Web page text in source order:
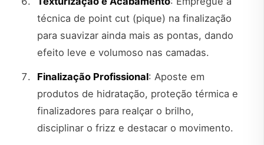
técnica de point cut (pique) na finalização
para suavizar ainda mais as pontas, dando
efeito leve e volumoso nas camadas.
Finalização Profissional: Aposte em
produtos de hidratação, proteção térmica e
finalizadores para realçar o brilho,
disciplinar o frizz e destacar o movimento.